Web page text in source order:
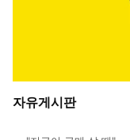
자유게시판